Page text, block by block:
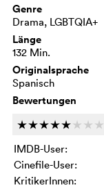
Genre
Drama, LGBTQIA+
Länge
132 Min.
Originalsprache
Spanisch
Bewertungen
ccccc c c c
IMDB-User:
Cinefile-User:
KritikerInnen: